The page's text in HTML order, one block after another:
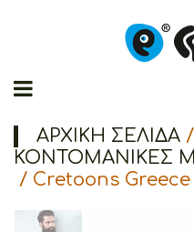
ΑΡΧΙΚΉ ΣΕΛΊΔΑ /
ΚΟΝΤΟΜΑΝΙΚΕΣ
/ Cretoons Greece